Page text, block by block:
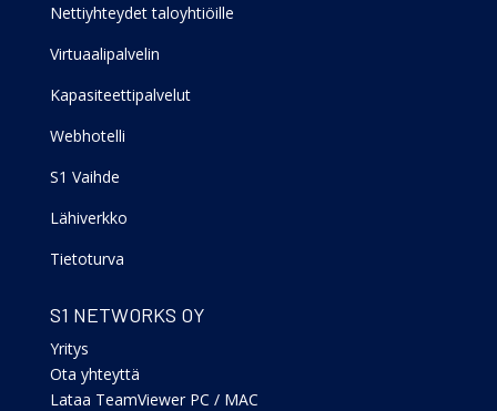
Nettiyhteydet taloyhtiöille
Virtuaalipalvelin
Kapasiteettipalvelut
Webhotelli
S1 Vaihde
Lähiverkko
Tietoturva
S1 NETWORKS OY
Yritys
Ota yhteyttä
Lataa TeamViewer PC / MAC